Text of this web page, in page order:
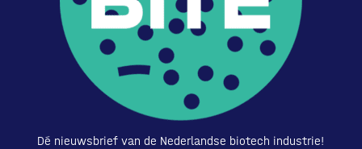
Dé nieuwsbrief van de Nederlandse biotech industrie!